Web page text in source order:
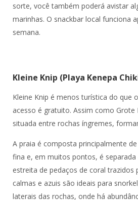
sorte, você também poderá avistar
marinhas. O snackbar local funciona
semana.
Kleine Knip (Playa Kenepa
Kleine Knip é menos turística do que
acesso é gratuito. Assim como Grote
situada entre rochas íngremes,
A praia é composta principalmente
fina e, em muitos pontos, é
estreita de pedaços de coral trazidos
calmas e azuis são ideais para
laterais das rochas, onde há